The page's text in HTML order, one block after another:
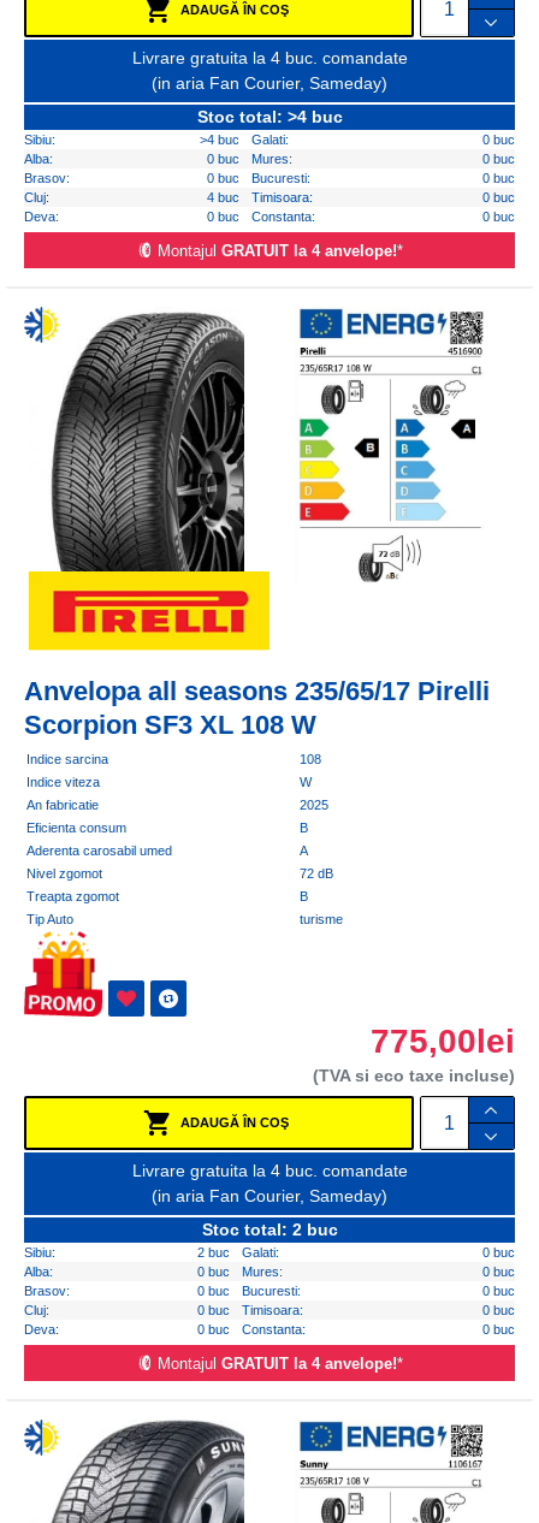
ADAUGĂ ÎN COŞ
Livrare gratuita la 4 buc. comandate
(in aria Fan Courier, Sameday)
Stoc total: >4 buc
Sibiu: >4 buc Galati:
0 buc
Alba:
0 buc Mures:
0 buc
Brasov:
0 buc Bucuresti:
0 buc
Cluj:
4 buc Timisoara:
0 buc
Deva:
0 buc Constanta: 0 buc
Montajul GRATUIT la 4 anvelope!*
Anvelopa all seasons 235/65/17 Pirelli
Scorpion SF3 XL 108 W
Indice sarcina
108
Indice viteza
W
An fabricatie
2025
Eficienta consum
B
Aderenta carosabil umed
A
Nivel zgomot
72 dB
Treapta zgomot
B
Tip Auto
turisme
775,00lei
(TVA si eco taxe incluse)
ADAUGĂ ÎN COŞ
Livrare gratuita la 4 buc. comandate
(in aria Fan Courier, Sameday)
Stoc total: 2 buc
Sibiu: 2 buc Galati:
0 buc
Alba:
0 buc Mures:
0 buc
Brasov:
0 buc Bucuresti:
0 buc
Cluj:
0 buc Timisoara:
0 buc
Deva:
0 buc Constanta: 0 buc
Montajul GRATUIT la 4 anvelope!*